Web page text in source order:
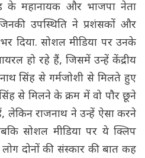
के महानायक और भाजपा नेता
उपस्थिति ने प्रशंसकों और
दिया. सोशल मीडिया पर उनके
हो रहे हैं, जिसमें उन्हें केंद्रीय
सिंह से गर्मजोशी से मिलते हुए
से मिलने के क्रम में वो पौर छूने
राजनाथ ने उन्हें ऐसा करने
सोशल मीडिया पर ये क्लिप
दोनों की संस्कार की बात कह